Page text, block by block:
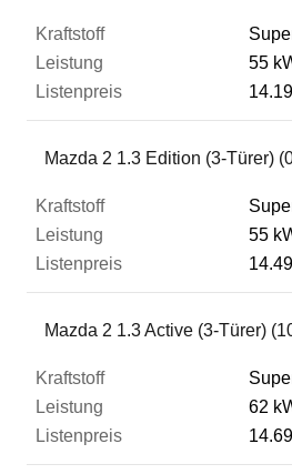
Zum Vergleich hinzufügen
55
Mazda 2 1.3 Edition (3-Türer)
55
Mazda 2 1.3 Active (3-Türer)
62